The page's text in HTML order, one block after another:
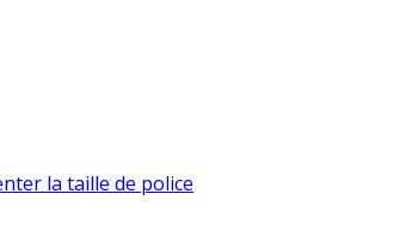
la taille de police